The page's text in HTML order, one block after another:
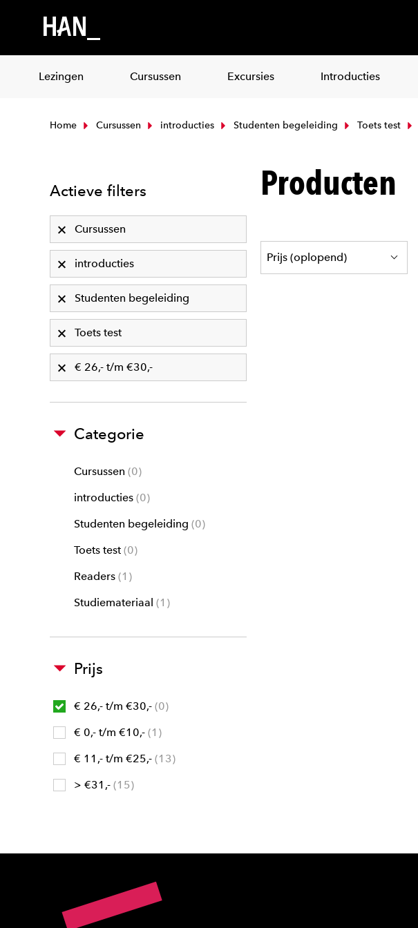
Lezingen Cursussen Excursies Introducties
Home Cursussen introducties Studenten begeleiding Toets test
Actieve filters
Cursussen
introducties
Studenten begeleiding
Toets test
€ 26,- t/m €30,-
Categorie
Cursussen 0
introducties 0
Studenten begeleiding 0
Toets test 0
Readers 1
Studiemateriaal
1
Prijs
€ 26,- t/m €30,- 0
€ 0,- t/m €10,- 1
€ 11,- t/m €25,- 13
> €31,- 15
Producten